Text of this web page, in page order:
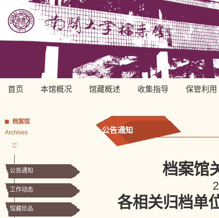
首页 本馆概况 馆藏概述 收集指导 保管利用
档案馆
Archives
公告通知
工作动态
馆藏珍品
公告通知
档案馆
各相关归档单